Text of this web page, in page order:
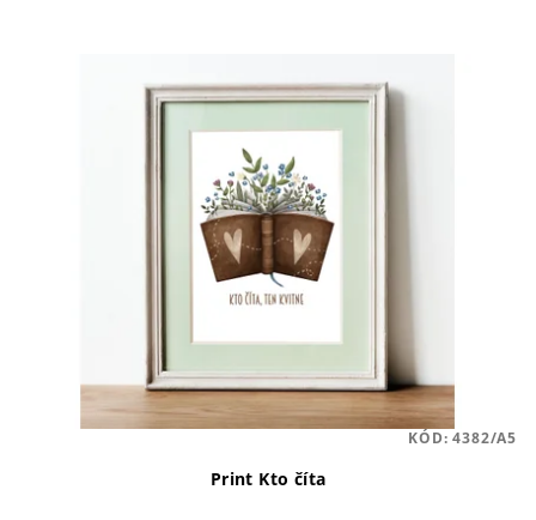
Print Kto číta
KÓD:4382/A5